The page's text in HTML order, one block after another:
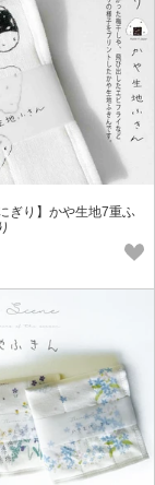
ぎり】かや生地7重ふ